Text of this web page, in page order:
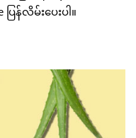
ြန်လိမ်းပေးပါ။